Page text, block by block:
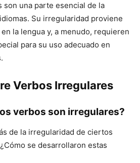
son una parte esencial de la
Su irregularidad proviene
la lengua y, a menudo, requieren
para su uso adecuado en
Verbos Irregulares
verbos son irregulares?
de la irregularidad de ciertos
se desarrollaron estas